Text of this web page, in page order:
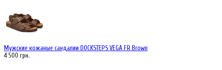
Мужские кожаные сандалии DOCKSTEPS VEGA FR Brown
4 500 грн.